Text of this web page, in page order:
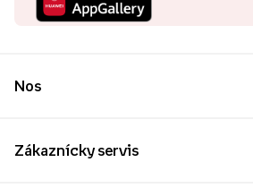
Nos
Zákaznícky servis